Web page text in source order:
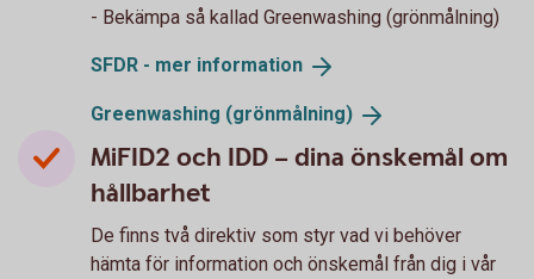
- Bekämpa så kallad Greenwashing (grönmålning)
SFDR - mer information
Greenwashing (grönmålning)
MiFID2 och IDD – dina önskemål om
hållbarhet
De finns två direktiv som styr vad vi behöver
hämta för information och önskemål från dig i vår